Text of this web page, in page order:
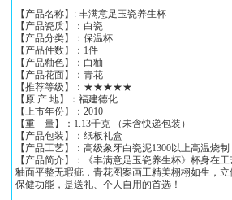
【产品名称】: 丰满意足玉瓷养生杯
【产品瓷质】：白瓷
【产品分类】：保温杯
【产品件数】：1件
【产品釉色】：白釉
【产品花面】：青花
【推荐等级】：★★★★★
【原 产 地】：福建德化
【上市年份】：2010
【重 量】：1.13千克 （未含快递包装）
【产品包装】：纸板礼盒
【产品工艺】：高级象牙白瓷泥1300以上高温烧制
【产品简介】：《丰满意足玉瓷养生杯》杯身在
釉面平整无瑕疵，青花图案画工精美栩栩如生，
保健功能，是送礼、个人自用的首选！